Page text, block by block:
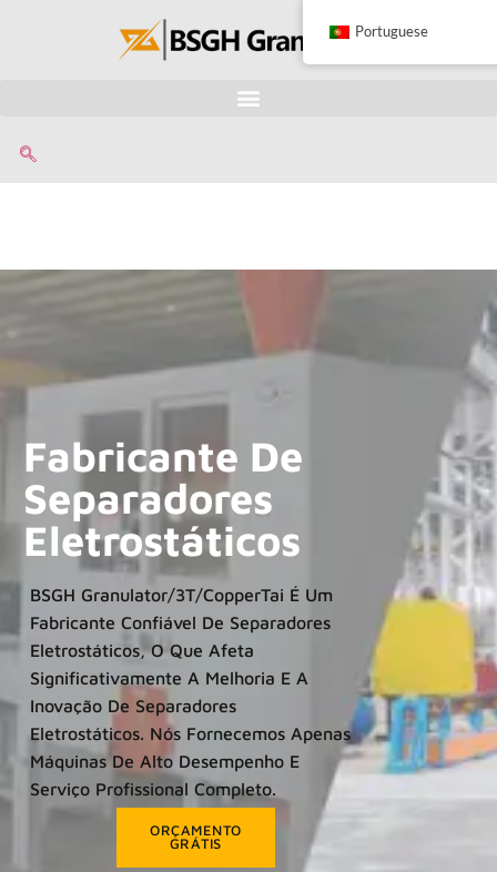
Fabricante De
Separadores
Eletrostáticos
BSGH Granulator/3T/CopperTai É Um
Fabricante Confiável De Separadores
Eletrostáticos, O Que Afeta
Significativamente A Melhoria E A
Inovação De Separadores
Eletrostáticos. Nós Fornecemos Apenas
Máquinas De Alto Desempenho E
Serviço Profissional Completo.
ORÇAMENTO
GRÁTIS
Portuguese